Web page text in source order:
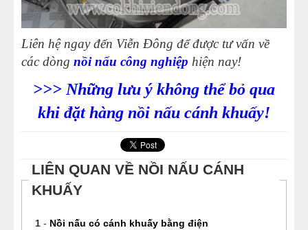
Liên hệ ngay đến Viễn Đông để được tư vấn về
các dòng nồi nấu công nghiệp hiện nay!
>>> Những lưu ý không thể bỏ qua
khi đặt hàng nồi nấu cánh khuấy!
LIÊN QUAN VỀ NỒI NẤU CÁNH
KHUẤY
1- Nồi nấu có cánh khuấy bằng điện